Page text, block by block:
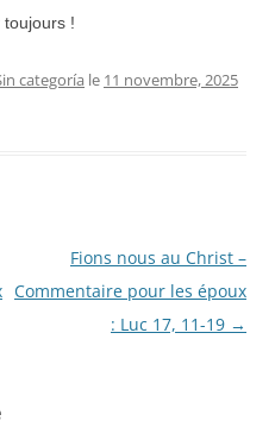
!
categoría le 11 novembre, 2025
Fions nous au Christ –
Commentaire pour les époux
: Luc 17, 11-19 →